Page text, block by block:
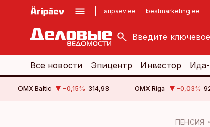
aripaev.ee bestmarketing.ee
kinnisvarauudised.ee
logistikauudised.ee
imelineajalugu.ee
Все новости Эпицентр Инвестор
OMX Baltic −0,15% 314,98 OMX Riga −0,03%
ПЕНСИЯ